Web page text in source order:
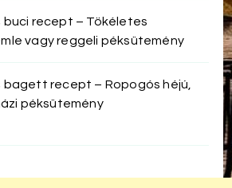
recept – Tökéletes
vagy reggeli péksütemény
bagett recept – Ropogós héjú,
péksütemény